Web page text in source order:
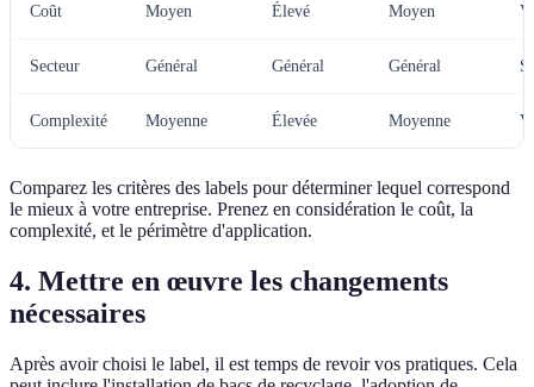
Coût Moyen Élevé Moyen
Secteur Général Général Général
Complexité Moyenne Élevée Moyenne
Comparez les critères des labels pour déterminer lequel correspond
le mieux à votre entreprise. Prenez en considération le coût, la
complexité, et le périmètre d'application.
4. Mettre en œuvre les changements
nécessaires
Après avoir choisi le label, il est temps de revoir vos pratiques. Cela